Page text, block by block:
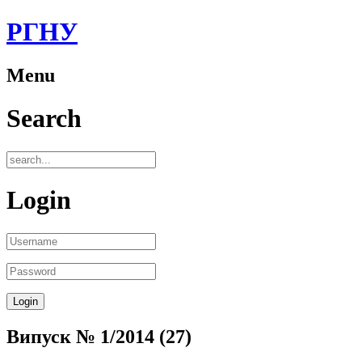
РГНУ
Menu
Search
Login
Випуск № 1/2014 (27)